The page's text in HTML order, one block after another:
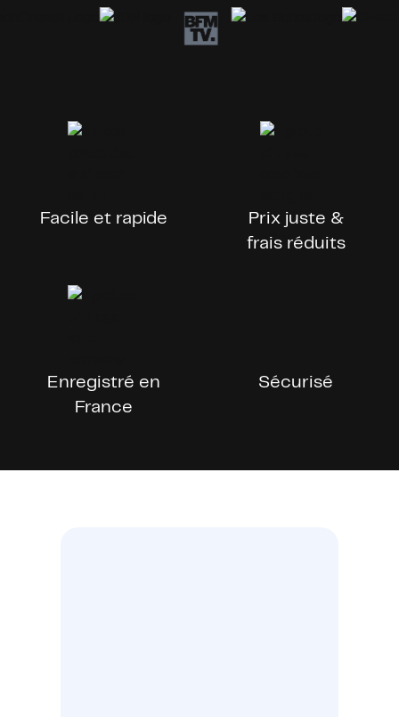
Facile et rapide
Prix juste &
frais réduits
Enregistré en
France
Sécurisé